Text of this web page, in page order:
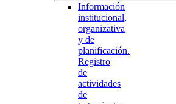
Información
institucional,
organizativa
y de
planificación.
Registro
de
actividades
de